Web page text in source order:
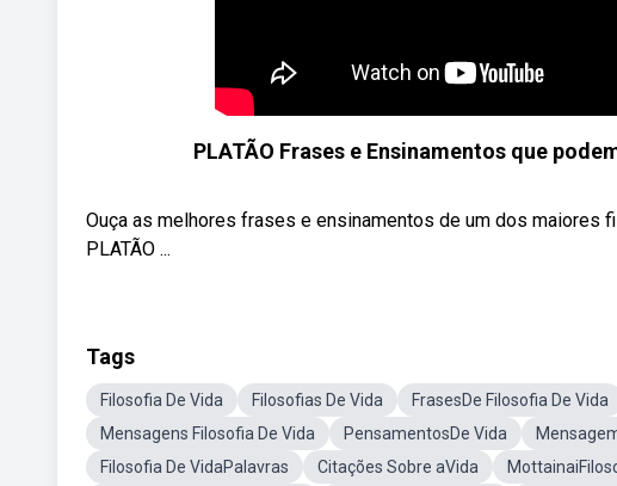
PLATÃO Frases e Ensinamentos que
Ouça as melhores frases e ensinamentos de um dos maiores
PLATÃO ...
Tags
Filosofia De Vida Filosofias De Vida FrasesDe Filosofia De Vida
Mensagens Filosofia De Vida
PensamentosDe Vida
Filosofia De VidaPalavras
Citações Sobre aVida